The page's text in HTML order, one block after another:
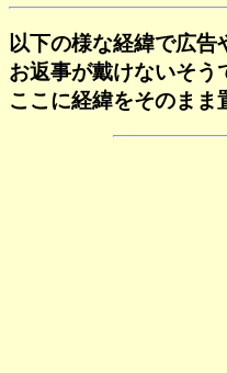
以下の様な経緯で広
お返事が戴けないそう
ここに経緯をそのま